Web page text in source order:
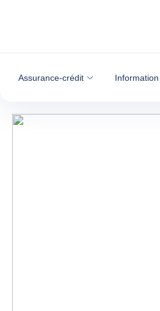
Assurance-crédit